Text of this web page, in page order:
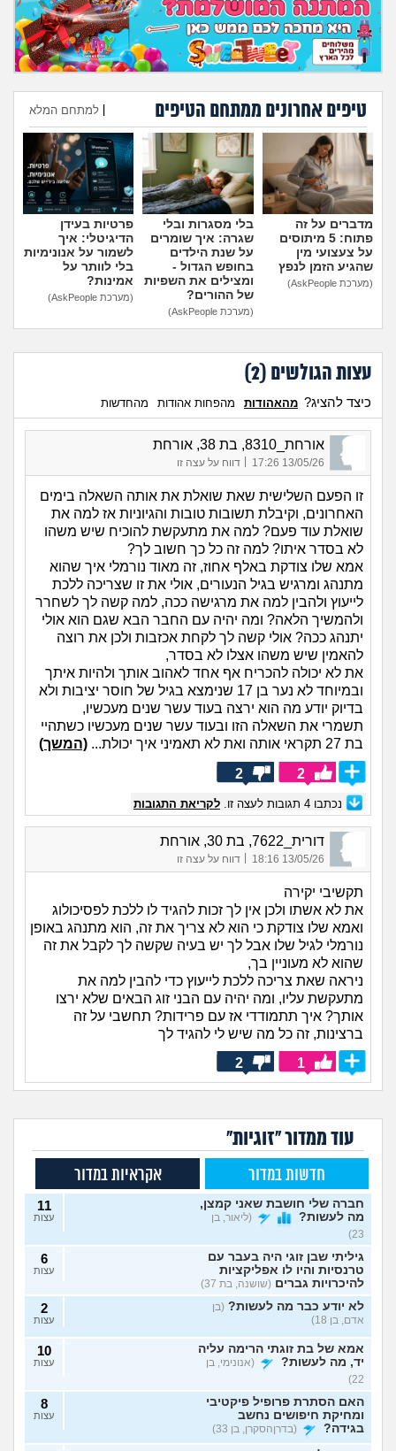
בין הסדינים
חיות מחמד
יוקר המחיה
גאווה
טיפים אחרונים ממתחם הטיפים למתחם המלא
הוספת טיפ
מדברים על זה
פתוח: 5 מיתוסים
על צעצועי מין
שהגיע הזמן לנפץ
(מערכת AskPeople)
בלי מסגרות ובלי
שגרה: איך שומרים
על שנת הילדים
בחופש הגדול -
ומצילים את השפיות
של ההורים?
(מערכת AskPeople)
פרטיות בעידן
הדיגיטלי: איך
לשמור על אנונימיות
בלי לוותר על
אמינות?
(מערכת AskPeople)
עצות הגולשים (2
)
כיצד להציג? מהאהודות מהפחות אהודות מהחדשות
אורחת_8310, בת 38, אורחת
13/05/26 17:26 דווח על עצה זו
זו הפעם השלישית שאת שואלת את אותה השאלה בימים
האחרונים, וקיבלת תשובות טובות והגיוניות אז למה את
שואלת עוד פעם? למה את מתעקשת להוכיח שיש משהו
לא בסדר איתו? למה זה כל כך חשוב לך?
אמא שלו צודקת באלף אחוז, זה מאוד נורמלי איך שהוא
מתנהג ומרגיש בגיל הנעורים, אולי את זו שצריכה ללכת
לייעוץ ולהבין למה את מרגישה ככה, למה קשה לך לשחרר
ולהמשיך הלאה? ומה יהיה עם החבר הבא שגם הוא אולי
יתנהג ככה? אולי קשה לך לקחת אכזבות ולכן את רוצה
להאמין שיש משהו אצלו לא בסדר,
את לא יכולה להכריח אף אחד לאהוב אותך ולהיות איתך
ובמיוחד לא נער בן 17 שנימצא בגיל של חוסר יציבות ולא
בדיוק יודע מה הוא ירצה בעוד עשר שנים מעכשיו,
תשמרי את השאלה הזו ובעוד עשר שנים מעכשיו כשתהיי
בת 27 תקראי אותה ואת לא תאמיני איך יכולת...
(המשך)
2
2
נכתבו 4 תגובות לעצה זו. לקריאת התגובות
דורית_7622, בת 30, אורחת
13/05/26 18:16
| דווח על עצה זו
תקשיבי יקירה
את לא אשתו ולכן אין לך זכות להגיד לו ללכת לפסיכולוג
ואמא שלו צודקת כי הוא לא צריך את זה, הוא מתנהג באופן
נורמלי לגיל שלו אבל לך יש בעיה שקשה לך לקבל את זה
שהוא לא מעוניין בך,
ניראה שאת צריכה ללכת לייעוץ כדי להבין למה את
מתעקשת עליו, ומה יהיה עם הבני זוג הבאים שלא ירצו
אותך? איך תתמודדי אז עם פרידות? תחשבי על זה
ברצינות, זה כל מה שיש לי להגיד לך
1
2
עוד ממדור "זוגיות"
חדשות במדור אקראיות במדור
חברה שלי חושבת שאני קמצן,
מה לעשות?
(ליאור, בן
23)
11
עצות
גיליתי שבן זוגי היה בעבר עם
טרנסיות והיו לו אפליקציות
להיכרויות גברים (שושנה, בת 37)
6
עצות
לא יודע כבר מה לעשות? (בן
אדם, בן 18)
2
עצות
אמא של בת זוגתי הרימה עליה
יד, מה לעשות?
(אנונימי, בן
22)
10
עצות
האם הסתרת פרופיל פיקטיבי
ומחיקת חיפושים נחשב
בגידה?
(בדרןהסקרן, בן 33)
8
עצות